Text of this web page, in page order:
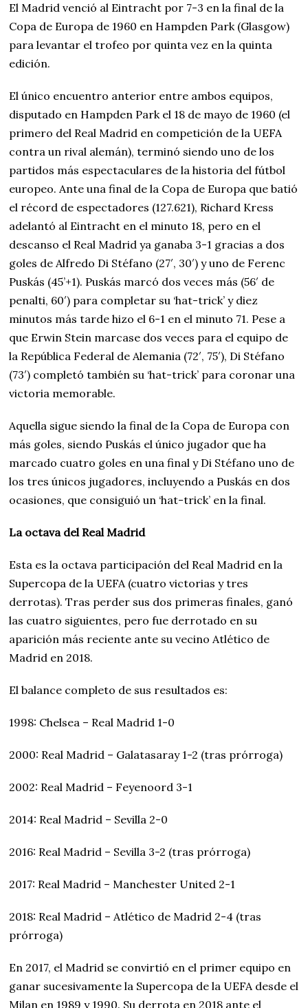
El Madrid venció al Eintracht por 7-3 en la final de la
Copa de Europa de 1960 en Hampden Park (Glasgow)
para levantar el trofeo por quinta vez en la quinta
edición.
El único encuentro anterior entre ambos equipos,
disputado en Hampden Park el 18 de mayo de 1960 (el
primero del Real Madrid en competición de la UEFA
contra un rival alemán), terminó siendo uno de los
partidos más espectaculares de la historia del fútbol
europeo. Ante una final de la Copa de Europa que batió
el récord de espectadores (127.621), Richard Kress
adelantó al Eintracht en el minuto 18, pero en el
descanso el Real Madrid ya ganaba 3-1 gracias a dos
goles de Alfredo Di Stéfano (27′, 30′) y uno de Ferenc
Puskás (45’+1). Puskás marcó dos veces más (56′ de
penalti, 60′) para completar su ‘hat-trick’ y diez
minutos más tarde hizo el 6-1 en el minuto 71. Pese a
que Erwin Stein marcase dos veces para el equipo de
la República Federal de Alemania (72′, 75′), Di Stéfano
(73′) completó también su ‘hat-trick’ para coronar una
victoria memorable.
Aquella sigue siendo la final de la Copa de Europa con
más goles, siendo Puskás el único jugador que ha
marcado cuatro goles en una final y Di Stéfano uno de
los tres únicos jugadores, incluyendo a Puskás en dos
ocasiones, que consiguió un ‘hat-trick’ en la final.
La octava del Real Madrid
Esta es la octava participación del Real Madrid en la
Supercopa de la UEFA (cuatro victorias y tres
derrotas). Tras perder sus dos primeras finales, ganó
las cuatro siguientes, pero fue derrotado en su
aparición más reciente ante su vecino Atlético de
Madrid en 2018.
El balance completo de sus resultados es:
1998: Chelsea – Real Madrid 1-0
2000: Real Madrid – Galatasaray 1-2 (tras prórroga)
2002: Real Madrid – Feyenoord 3-1
2014: Real Madrid – Sevilla 2-0
2016: Real Madrid – Sevilla 3-2 (tras prórroga)
2017: Real Madrid – Manchester United 2-1
2018: Real Madrid – Atlético de Madrid 2-4 (tras
prórroga)
En 2017, el Madrid se convirtió en el primer equipo en
ganar sucesivamente la Supercopa de la UEFA desde el
Milan en 1989 y 1990. Su derrota en 2018 ante el